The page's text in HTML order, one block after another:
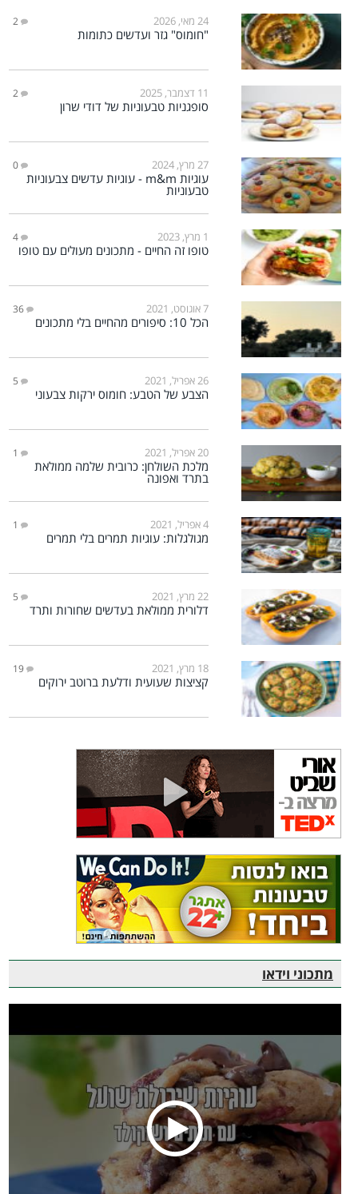
24 מאי, 2026 2
"חומוס" גזר ועדשים כתומות
11 דצמבר, 2025 2
סופגניות טבעוניות של דודי שרון
27 מרץ, 2024 0
עוגיות m&m - עוגיות עדשים צבעוניות
טבעוניות
1 מרץ, 2023 4
טופו זה החיים - מתכונים מעולים עם טופו
7 אוגוסט, 2021 36
הכל 10: סיפורים מהחיים בלי מתכונים
26 אפריל, 2021 5
הצבע של הטבע: חומוס ירקות צבעוני
20 אפריל, 2021 1
מלכת השולחן: כרובית שלמה ממולאת
בתרד ואפונה
4 אפריל, 2021 1
מגולגלות: עוגיות תמרים בלי תמרים
22 מרץ, 2021 5
דלורית ממולאת בעדשים שחורות ותרד
18 מרץ, 2021 19
קציצות שעועית ודלעת ברוטב ירוקים
מתכוני וידאו